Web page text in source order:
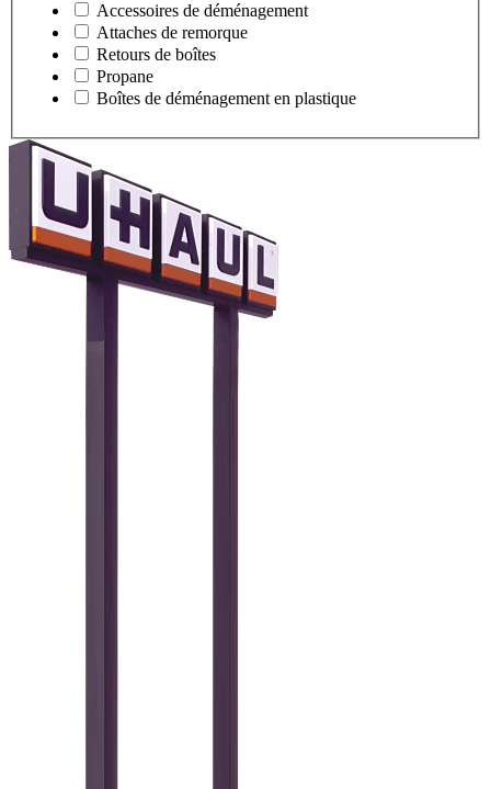
Accessoires de déménagement
Attaches de remorque
Retours de boîtes
Propane
Boîtes de déménagement en plastique